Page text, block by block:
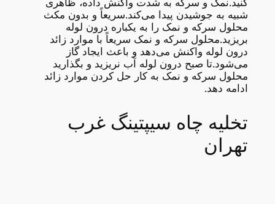
شبیه به جوشیدن پیدا می‌کند.سریعاً و بدون مکث
محلول سرکه و نمک را به یکباره درون لوله
بریزید.محلول سرکه و نمک سریعاً با موارد زائد
درون لوله واکنش می‌دهد و باعث ایجاد گاز
می‌شود.تا صبح درون لوله آب نریزید و بگذارید
محلول سرکه و نمک به کار حل کردن موارد زائد
ادامه دهد.
تخلیه چاه سیپتینگ غرب
تهران